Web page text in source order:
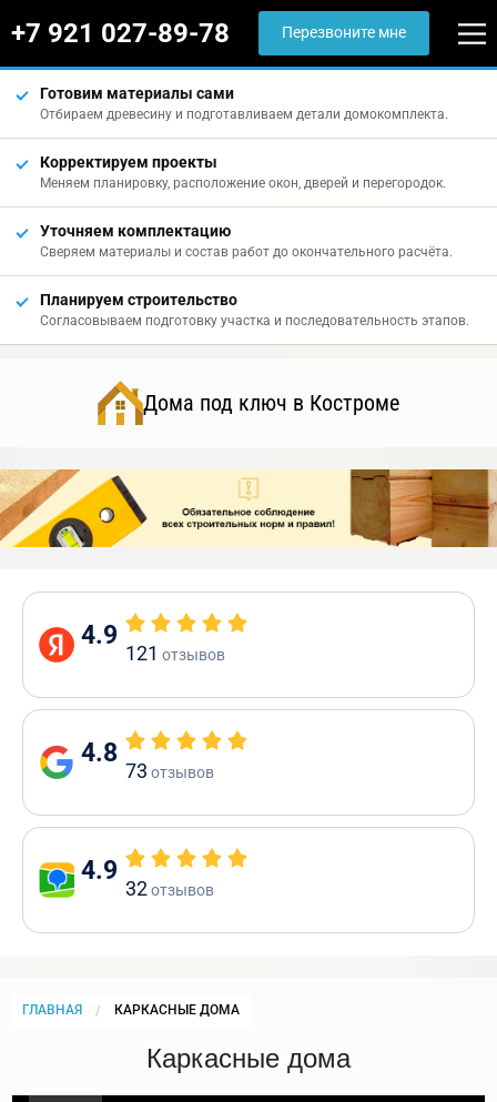
+7 921 027-89-78 Перезвоните мне
Готовим материалы сами
Отбираем древесину и подготавливаем детали домокомплекта.
Корректируем проекты
Меняем планировку, расположение окон, дверей и перегородок.
Уточняем комплектацию
Сверяем материалы и состав работ до окончательного расчёта.
Планируем строительство
Согласовываем подготовку участка и последовательность этапов.
Дома под ключ в Костроме
4.9
121 отзывов
4.8
73 отзывов
4.9
32отзывов
ГЛАВНАЯ CURRENT:
КАРКАСНЫЕ ДОМА
Каркасные дома